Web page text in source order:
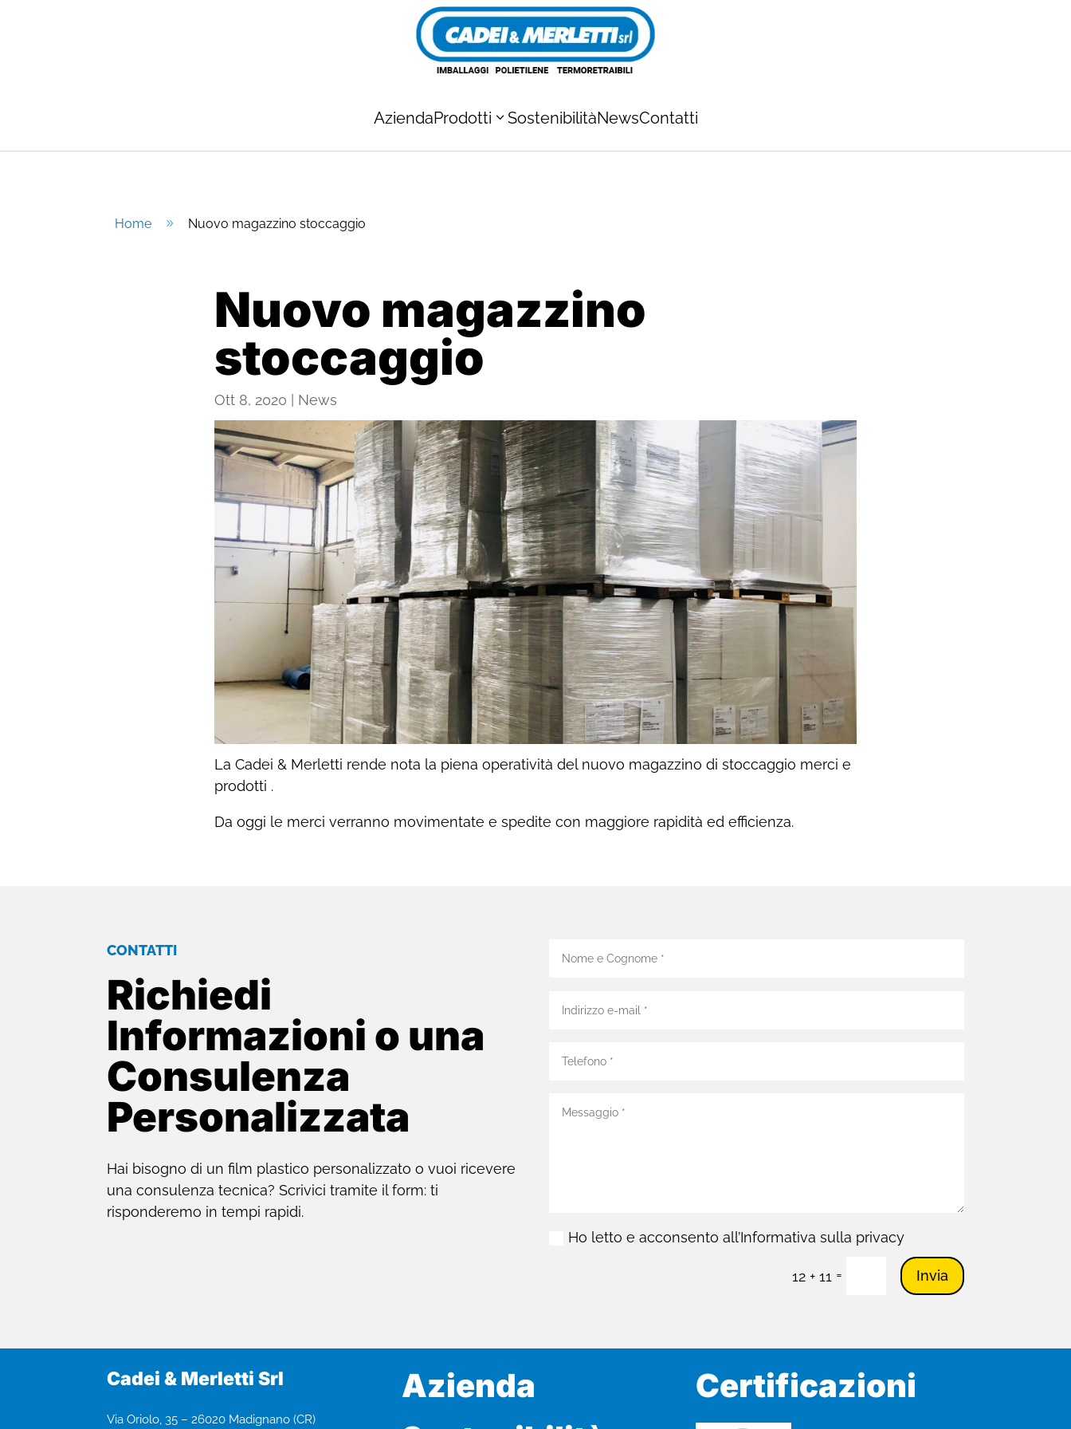
AziendaProdotti SostenibilitàNewsContatti
Home 9 Nuovo magazzino stoccaggio
Nuovo magazzino
stoccaggio
Ott 8, 2020 | News
La Cadei & Merletti rende nota la piena operatività del nuovo magazzino di stoccaggio merci e
prodotti .
Da oggi le merci verranno movimentate e spedite con maggiore rapidità ed efficienza.
CONTATTI
Richiedi
Informazioni o una
Consulenza
Personalizzata
Hai bisogno di un film plastico personalizzato o vuoi ricevere
una consulenza tecnica? Scrivici tramite il form: ti
risponderemo in tempi rapidi.
Ho letto e acconsento all’Informativa sulla privacy
12 + 11 = Invia
Cadei & Merletti Srl
Via Oriolo, 35 – 26020 Madignano (CR)
Azienda
Certificazioni